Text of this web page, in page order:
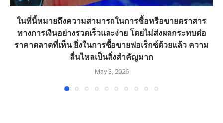
ในที่นี้หมายถึงความสามารถในการซื้อหรือขายตราสาร
ทางการเงินอย่างรวดเร็วและง่าย โดยไม่ส่งผลกระทบต่อ
ราคาตลาดที่เห็น ยิ่งในการซื้อขายฟอเร็กซ์ด้วยแล้ว ความ
ลื่นไหลเป็นสิ่งสำคัญมาก
May 3, 2026